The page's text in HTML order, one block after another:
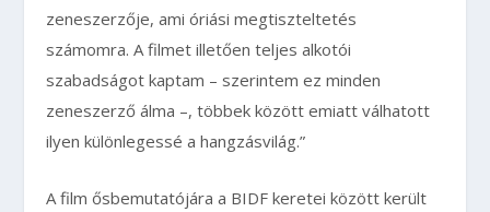
zeneszerzője, ami óriási megtiszteltetés
számomra. A filmet illetően teljes alkotói
szabadságot kaptam – szerintem ez minden
zeneszerző álma –, többek között emiatt válhatott
ilyen különlegessé a hangzásvilág.”
A film ősbemutatójára a BIDF keretei között került